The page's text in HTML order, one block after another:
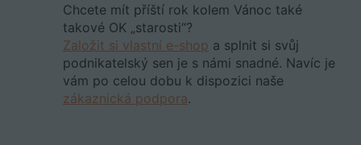
Chcete mít příští rok kolem Vánoc také
takové OK „starosti“?
Založit si vlastní e-shop a splnit si svůj
podnikatelský sen je s námi snadné. Navíc je
vám po celou dobu k dispozici naše
zákaznická podpora.